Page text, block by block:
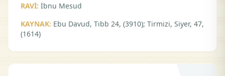
RAVİ: İbnu Mesud
KAYNAK: Ebu Davud, Tıbb 24, (3910); Tirmizi, Siyer, 47,
(1614)